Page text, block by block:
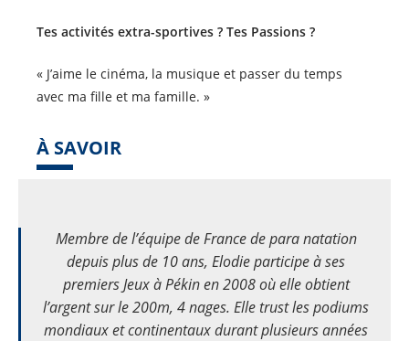
Tes activités extra-sportives ? Tes Passions ?
« J’aime le cinéma, la musique et passer du temps
avec ma fille et ma famille. »
À SAVOIR
Membre de l’équipe de France de para natation
depuis plus de 10 ans, Elodie participe à ses
premiers Jeux à Pékin en 2008 où elle obtient
l’argent sur le 200m, 4 nages. Elle trust les podiums
mondiaux et continentaux durant plusieurs années